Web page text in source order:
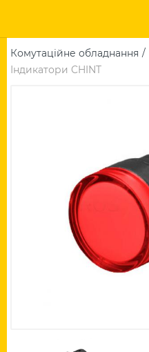
Комутаційне обладнання
Індикатори CHINT